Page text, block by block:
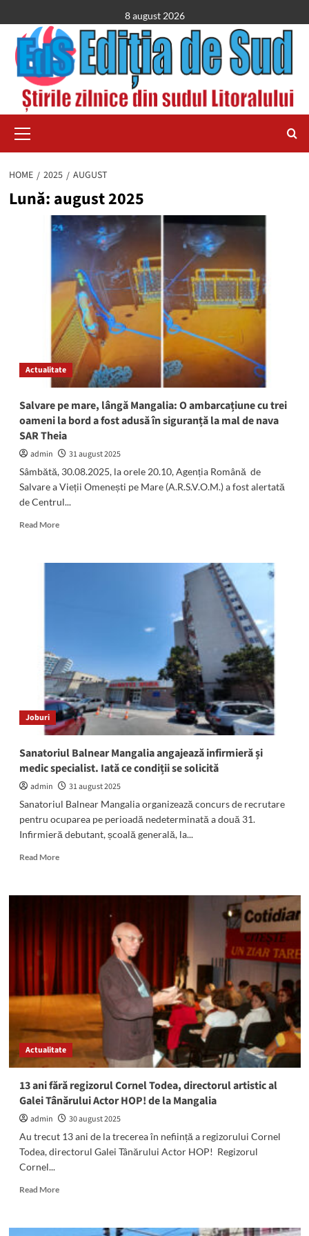
to
content
8 august 2026
Menu
HOME 2025 AUGUST
Lună: august 2025
Actualitate
Salvare pe mare, lângă Mangalia: O ambarcațiune cu trei
oameni la bord a fost adusă în siguranță la mal de nava
SAR Theia
admin
31 august 2025
Sâmbătă, 30.08.2025, la orele 20.10, Agenția Română de
Salvare a Vieții Omenești pe Mare (A.R.S.V.O.M.) a fost alertată
de Centrul...
Read MoreRead
Salvare
cu
trei
oameni
la
bord
a
fost
în
siguranță
la
de
nava
SAR
Joburi
Sanatoriul Balnear Mangalia angajează infirmieră și
medic specialist. Iată ce condiții se solicită
admin
31 august 2025
Sanatoriul Balnear Mangalia organizează concurs de recrutare
pentru ocuparea pe perioadă nedeterminată a două 31.
Infirmieră debutant, școală generală, la...
Read MoreRead
Sanatoriul
Iată
condiții
se
solicită
Actualitate
13 ani fără regizorul Cornel Todea, directorul artistic al
Galei Tânărului Actor HOP! de la Mangalia
admin
30 august 2025
Au trecut 13 ani de la trecerea în neființă a regizorului Cornel
Todea, directorul Galei Tânărului Actor HOP! Regizorul
Cornel...
Read MoreRead
13